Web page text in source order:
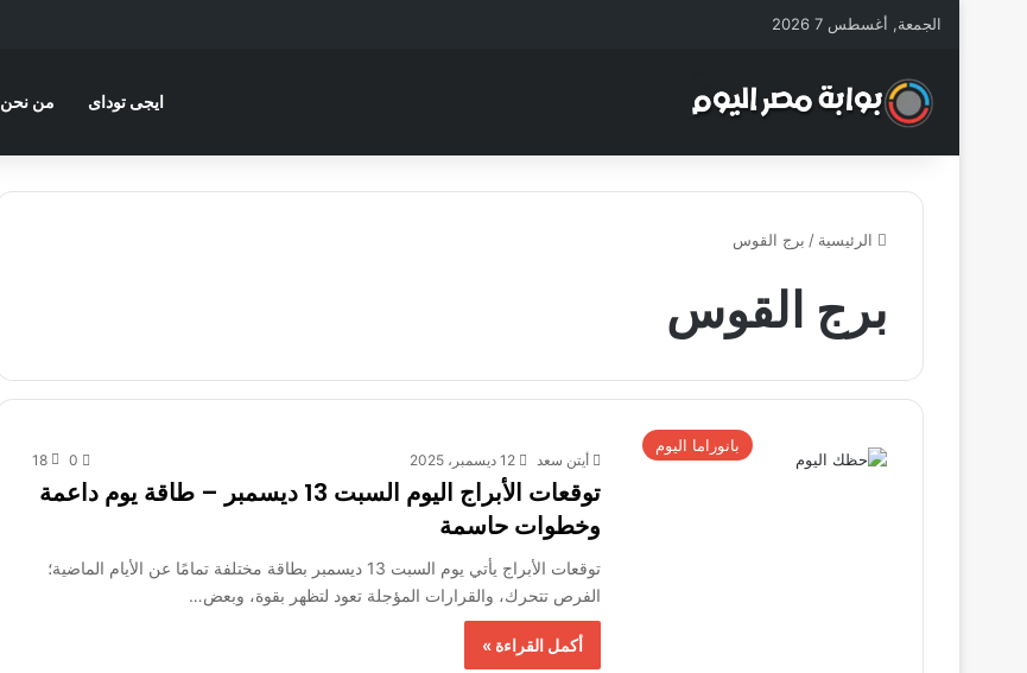
الجمعة, أغسطس 7 2026
ايجى توداى من نحن
الرئيسية / برج القوس
برج القوس
بانوراما اليوم
أيتن سعد 12 ديسمبر، 2025 0
18
توقعات الأبراج اليوم السبت 13 ديسمبر – طاقة يوم داعمة
وخطوات حاسمة
توقعات الأبراج يأتي يوم السبت 13 ديسمبر بطاقة مختلفة تمامًا عن الأيام الماضية؛
الفرص تتحرك، والقرارات المؤجلة تعود لتظهر بقوة، وبعض…
أكمل القراءة »